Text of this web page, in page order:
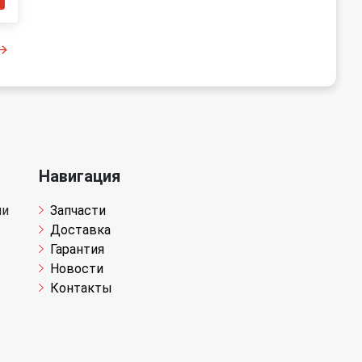
Навигация
Запчасти
Доставка
Гарантия
Новости
Контакты